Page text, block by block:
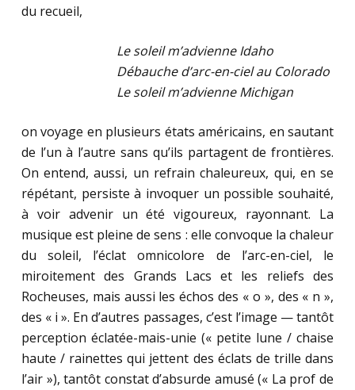
du recueil,
Le soleil m’advienne Idaho
Débauche d’arc-en-ciel au Colorado
Le soleil m’advienne Michigan
on voyage en plusieurs états américains, en sautant
de l’un à l’autre sans qu’ils partagent de frontières.
On entend, aussi, un refrain chaleureux, qui, en se
répétant, persiste à invoquer un possible souhaité,
à voir advenir un été vigoureux, rayonnant. La
musique est pleine de sens : elle convoque la chaleur
du soleil, l’éclat omnicolore de l’arc-en-ciel, le
miroitement des Grands Lacs et les reliefs des
Rocheuses, mais aussi les échos des « o », des « n »,
des « i ». En d’autres passages, c’est l’image — tantôt
perception éclatée-mais-unie (« petite lune / chaise
haute / rainettes qui jettent des éclats de trille dans
l’air »), tantôt constat d’absurde amusé (« La prof de